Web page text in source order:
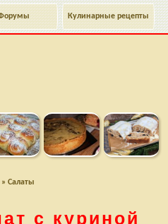
Кулинарные рецепты
» Салаты
с куриной